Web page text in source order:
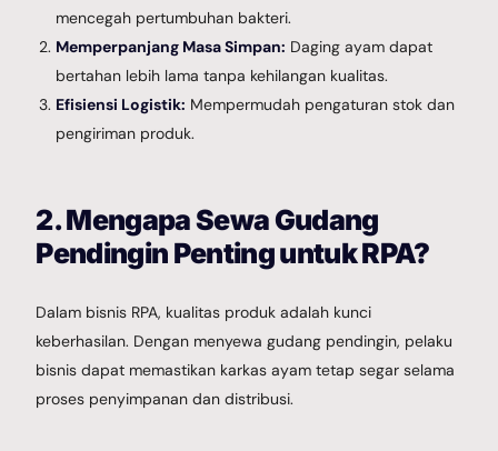
mencegah pertumbuhan bakteri.
Memperpanjang Masa Simpan: Daging ayam dapat
bertahan lebih lama tanpa kehilangan kualitas.
Efisiensi Logistik: Mempermudah pengaturan stok dan
pengiriman produk.
2. Mengapa Sewa Gudang
Pendingin Penting untuk RPA?
Dalam bisnis RPA, kualitas produk adalah kunci
keberhasilan. Dengan menyewa gudang pendingin, pelaku
bisnis dapat memastikan karkas ayam tetap segar selama
proses penyimpanan dan distribusi.